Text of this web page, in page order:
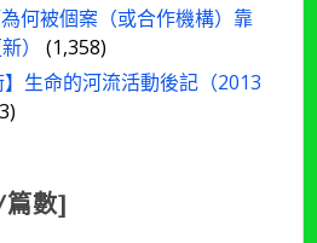
何被個案（或合作機構）靠
）
(1,358)
生命的河流活動後記（2013
數]